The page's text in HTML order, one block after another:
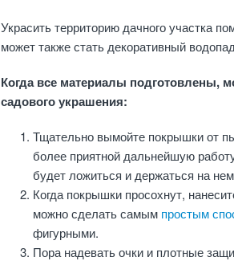
Украсить территорию дачного участка
может также стать декоративный
Когда все материалы подготовлены,
садового украшения:
Тщательно вымойте покрышки от
более приятной дальнейшую
будет ложиться и держаться на
Когда покрышки просохнут,
можно сделать самым простым
фигурными.
Пора надевать очки и плотные